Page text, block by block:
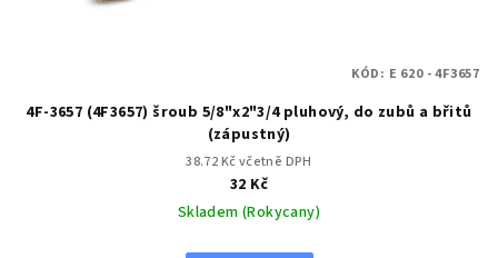
4F-3657 (4F3657) šroub 5/8"x2"3/4 pluhový, do zubů a břitů
(zápustný)
38.72 Kč včetně DPH
32 Kč
Skladem (Rokycany)
KÓD: E 620 - 4F3657